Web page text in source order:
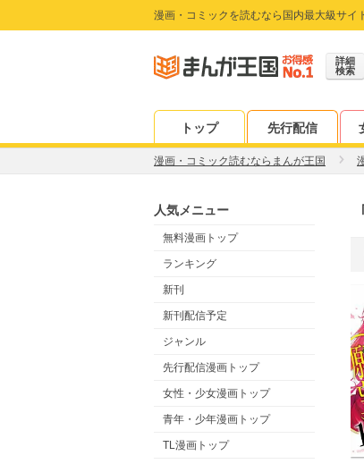
漫画・コミックを読むなら国内最大級サイ
詳細
検索
トップ 先行配信
漫画・コミック読むならまんが王国
人気メニュー
無料漫画トップ
ランキング
新刊
新刊配信予定
ジャンル
先行配信漫画トップ
女性・少女漫画トップ
青年・少年漫画トップ
TL漫画トップ